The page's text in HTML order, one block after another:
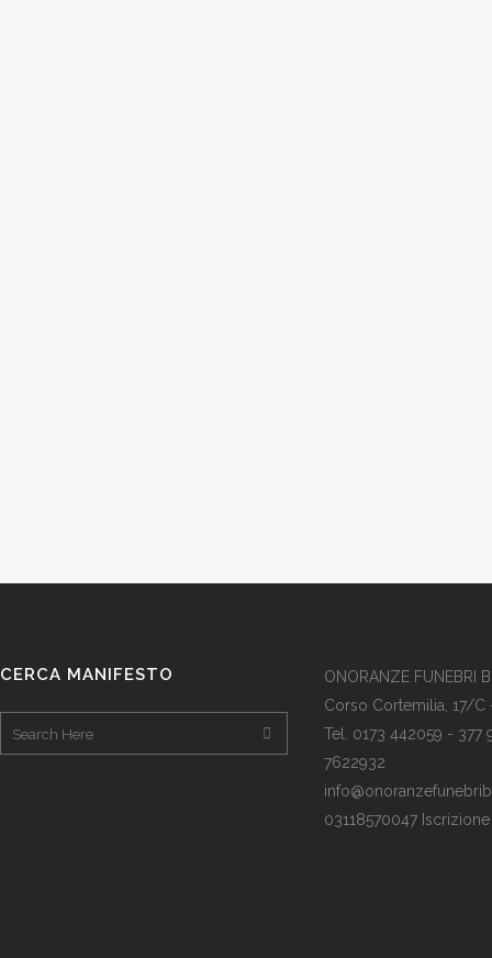
CERCA MANIFESTO
ONORANZE FUNEBRI
Corso Cortemilia, 17/C
Tel. 0173 442059 - 377
7622932
03118570047